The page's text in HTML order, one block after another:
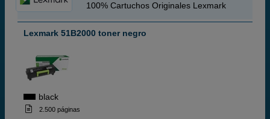
100% Cartuchos Originales Lexmark
Lexmark 51B2000 toner negro
black
2.500 páginas